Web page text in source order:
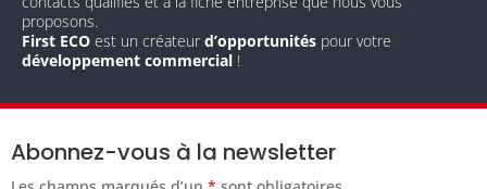
proposons.
First ECO est un créateurd’opportunités pour votre
développement commercial !
Abonnez-vous à la newsletter